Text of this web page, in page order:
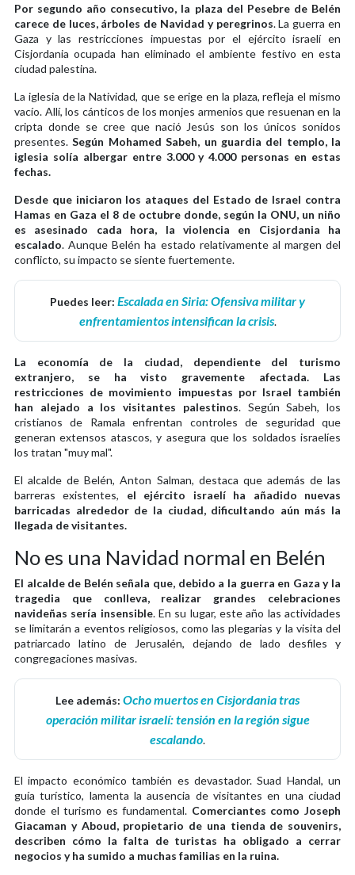
Por segundo año consecutivo, la plaza del Pesebre de Belén
carece de luces, árboles de Navidad y peregrinos. La guerra en
Gaza y las restricciones impuestas por el ejército israelí en
Cisjordania ocupada han eliminado el ambiente festivo en esta
ciudad palestina.
La iglesia de la Natividad, que se erige en la plaza, refleja el mismo
vacío. Allí, los cánticos de los monjes armenios que resuenan en la
cripta donde se cree que nació Jesús son los únicos sonidos
presentes.Según Mohamed Sabeh, un guardia del templo, la
iglesia solía albergar entre 3.000 y 4.000 personas en estas
fechas.
Desde que iniciaron los ataques del Estado de Israel contra
Hamas en Gaza el 8 de octubre donde, según la ONU, un niño
es asesinado cada hora, la violencia en Cisjordania ha
escalado. Aunque Belén ha estado relativamente al margen del
conflicto, su impacto se siente fuertemente.
Puedes leer: Escalada en Siria: Ofensiva militar y
enfrentamientos intensifican la crisis.
La economía de la ciudad, dependiente del turismo
extranjero, se ha visto gravemente afectada. Las
restricciones de movimiento impuestas por Israel también
han alejado a los visitantes palestinos. Según Sabeh, los
cristianos de Ramala enfrentan controles de seguridad que
generan extensos atascos, y asegura que los soldados israelíes
los tratan "muy mal".
El alcalde de Belén, Anton Salman, destaca que además de las
barreras existentes, el ejército israelí ha añadido nuevas
barricadas alrededor de la ciudad, dificultando aún más la
llegada de visitantes.
No es una Navidad normal en Belén
El alcalde de Belén señala que, debido a la guerra en Gaza y la
tragedia que conlleva, realizar grandes celebraciones
navideñas sería insensible. En su lugar, este año las actividades
se limitarán a eventos religiosos, como las plegarias y la visita del
patriarcado latino de Jerusalén, dejando de lado desfiles y
congregaciones masivas.
Lee además: Ocho muertos en Cisjordania tras
operación militar israelí: tensión en la región sigue
escalando.
El impacto económico también es devastador. Suad Handal, un
guía turístico, lamenta la ausencia de visitantes en una ciudad
donde el turismo es fundamental. Comerciantes como Joseph
Giacaman y Aboud, propietario de una tienda de souvenirs,
describen cómo la falta de turistas ha obligado a cerrar
negocios y ha sumido a muchas familias en la ruina.